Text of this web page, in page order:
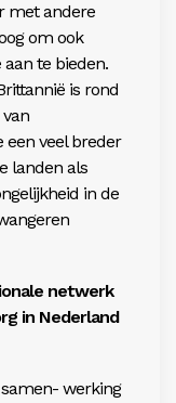
met andere
om ook
te bieden.
is rond
een veel breder
landen als
in de
netwerk
in Nederland
werking